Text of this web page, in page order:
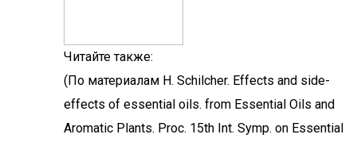
Читайте также:
(По материалам H. Schilcher. Effects and side-
effects of essential oils. from Essential Oils and
Aromatic Plants. Proc. 15th Int. Symp. on Essential